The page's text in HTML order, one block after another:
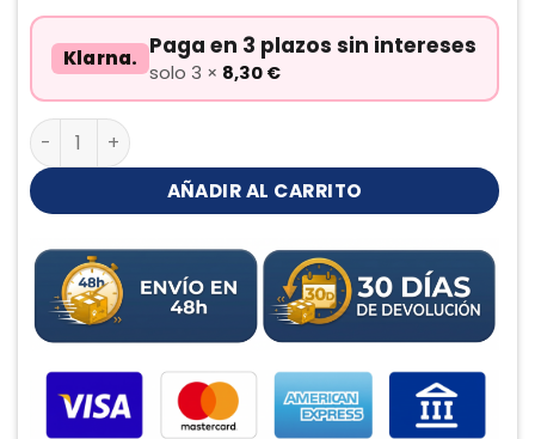
Klarna. Paga en 3 plazos sin intereses
solo 3 × 8,30 €
Sobble Peluche cantidad
AÑADIR AL CARRITO